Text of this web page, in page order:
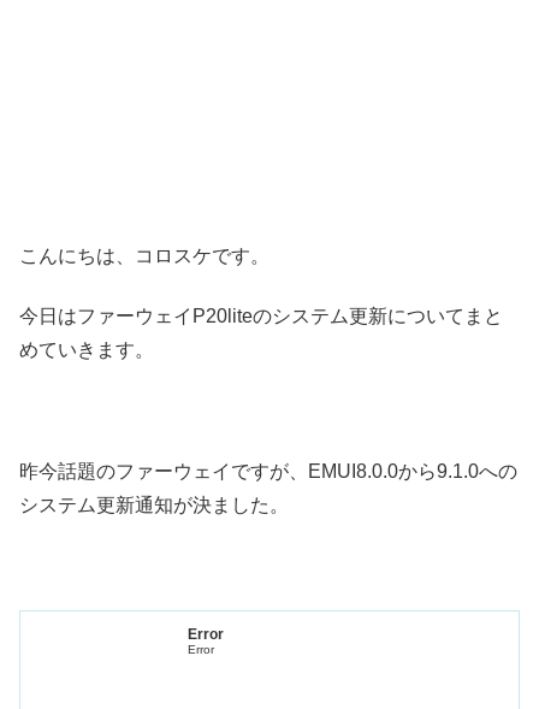
こんにちは、コロスケです。
今日はファーウェイP20liteのシステム更新についてまと
めていきます。
昨今話題のファーウェイですが、EMUI8.0.0から9.1.0への
システム更新通知が決ました。
Error
Error